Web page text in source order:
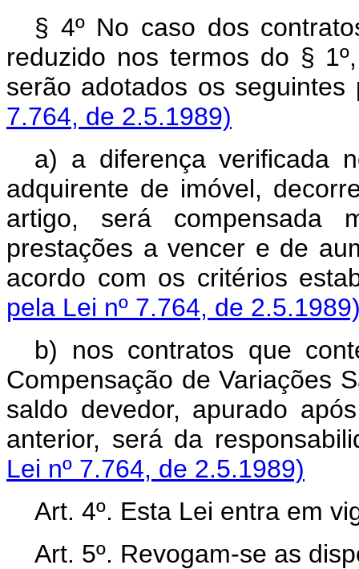
§ 4º No caso dos
reduzido nos termos do §
serão adotados os
7.764, de 2.5.1989)
a) a diferença verificada
adquirente de imóvel,
artigo, será compensada
prestações a vencer e de
acordo com os critérios
pela Lei nº 7.764, de
b) nos contratos que
Compensação de Variações
saldo devedor, apurado
anterior, será da
Lei nº 7.764, de 2.5.1989)
Art. 4º. Esta Lei entra em
Art. 5º. Revogam-se as